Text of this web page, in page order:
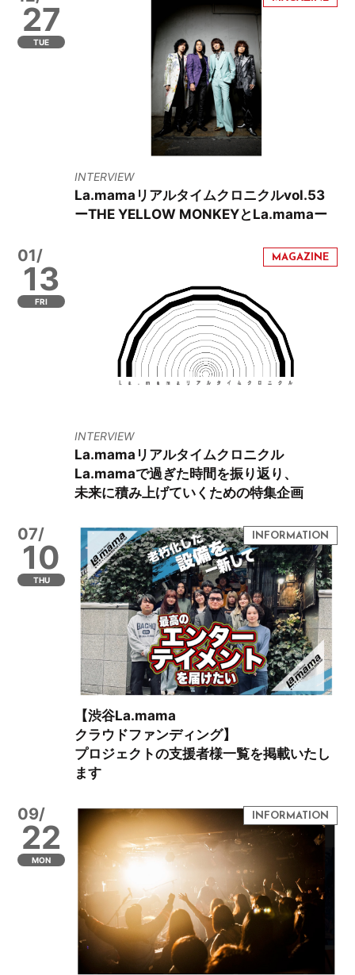
27
TUE
INTERVIEW
La.mamaリアルタイムクロニクルvol.53
ーTHE YELLOW MONKEYとLa.mamaー
01/
13
FRI
INTERVIEW
La.mamaリアルタイムクロニクル
La.mamaで過ぎた時間を振り返り、
未来に積み上げていくための特集企画
07/
10
THU
【渋谷La.mama
クラウドファンディング】
プロジェクトの支援者様一覧を掲載いたし
ます
09/
22
MON